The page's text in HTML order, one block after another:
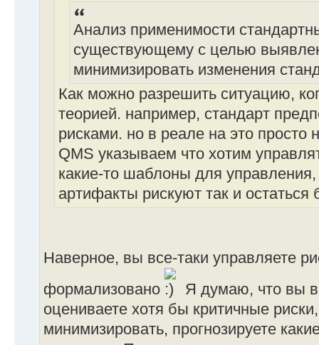
Анализ применимости
существующему с целью
минимизировать изменения
Как можно разрешить ситуацию,
теорией. например, стандарт
рисками. но в реале на это просто
QMS указываем что хотим
какие-то шаблоны для управления,
артифакты рискуют так и остаться
Наверное, вы все-таки управляете
формализовано
Я думаю, что вы
оцениваете хотя бы критичные
минимизировать, прогнозируете